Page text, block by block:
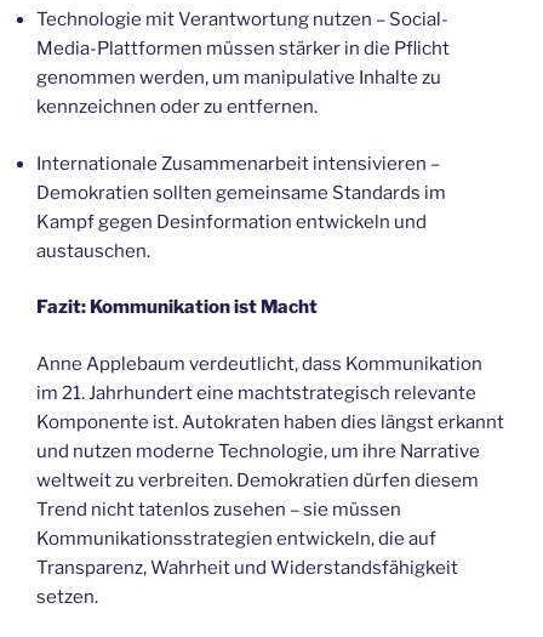
Technologie mit Verantwortung nutzen – Social-
Media-Plattformen müssen stärker in die Pflicht
genommen werden, um manipulative Inhalte zu
kennzeichnen oder zu entfernen.
Internationale Zusammenarbeit intensivieren –
Demokratien sollten gemeinsame Standards im
Kampf gegen Desinformation entwickeln und
austauschen.
Fazit: Kommunikation ist Macht
Anne Applebaum verdeutlicht, dass Kommunikation
im 21. Jahrhundert eine machtstrategisch relevante
Komponente ist. Autokraten haben dies längst erkannt
und nutzen moderne Technologie, um ihre Narrative
weltweit zu verbreiten. Demokratien dürfen diesem
Trend nicht tatenlos zusehen – sie müssen
Kommunikationsstrategien entwickeln, die auf
Transparenz, Wahrheit und Widerstandsfähigkeit
setzen.